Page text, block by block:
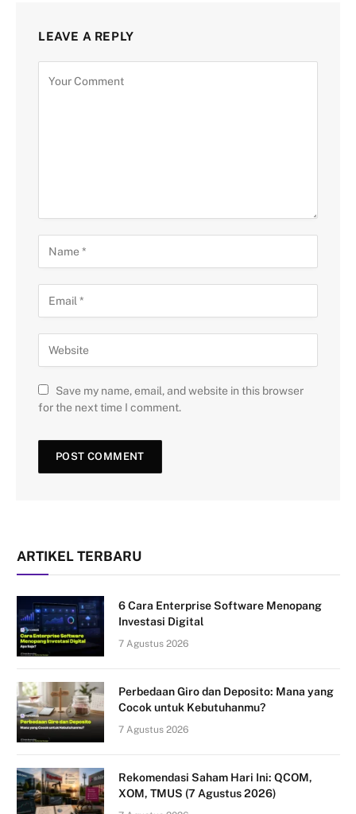
LEAVE A REPLY
Save my name, email, and website in this browser
for the next time I comment.
ARTIKEL TERBARU
6 Cara Enterprise Software Menopang
Investasi Digital
7 Agustus 2026
Perbedaan Giro dan Deposito: Mana yang
Cocok untuk Kebutuhanmu?
7 Agustus 2026
Rekomendasi Saham Hari Ini: QCOM,
XOM, TMUS (7 Agustus 2026)